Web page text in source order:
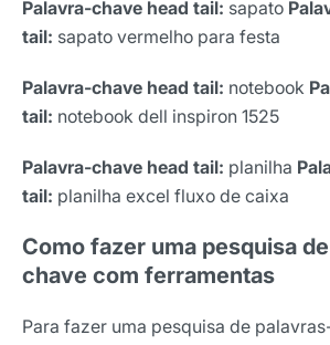
Palavra-chave head tail: sapato
tail: sapato vermelho para festa
Palavra-chave head tail: notebook
tail: notebook dell inspiron 1525
Palavra-chave head tail: planilha
tail: planilha excel fluxo de caixa
Como fazer uma pesquisa
chave com ferramentas
Para fazer uma pesquisa de